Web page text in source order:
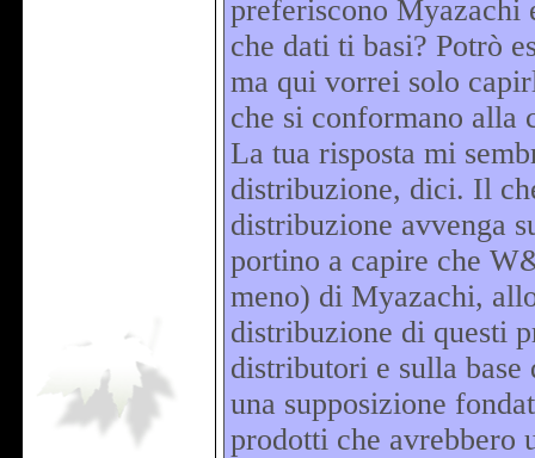
preferiscono Myazachi
che dati ti basi? Potrò
ma qui vorrei solo
che si conformano alla
La tua risposta mi
distribuzione, dici. Il
distribuzione avvenga
portino a capire che
meno) di Myazachi,
distribuzione di questi
distributori e sulla
una supposizione
prodotti che avrebbero